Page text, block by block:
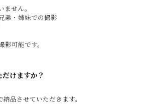
ません。
弟・姉妹での撮影
影可能です。
けますか？
品させていただきます。